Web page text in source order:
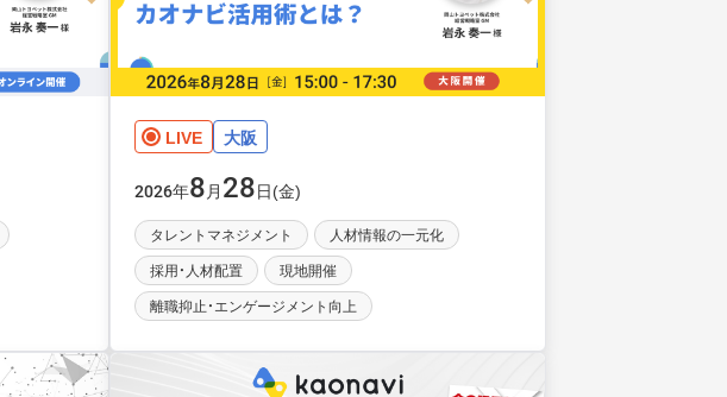
LIVE 大阪
2026年8月 28日(金)
タレントマネジメント
人材情報の一元化
採用・人材配置
現地開催
離職抑止・エンゲージメント向上